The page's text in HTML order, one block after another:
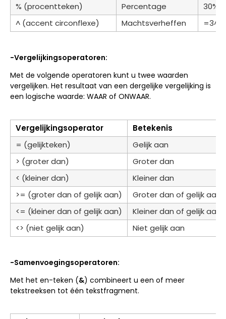
% (procentteken)
Percentage
30%
^ (accent circonflexe)
Machtsverheffen =3^3
-Vergelijkingsoperatoren:
Met de volgende operatoren kunt u twee waarden
vergelijken. Het resultaat van een dergelijke vergelijking is
een logische waarde: WAAR of ONWAAR.
Vergelijkingsoperator
Betekenis
= (gelijkteken)
Gelijk aan
> (groter dan)
Groter dan
< (kleiner dan)
Kleiner dan
>= (groter dan of gelijk aan)
Groter dan of gelijk aan
<= (kleiner dan of gelijk aan)
Kleiner dan of gelijk aan
<> (niet gelijk aan)
Niet gelijk aan
-Samenvoegingsoperatoren:
Met het en-teken (&) combineert u een of meer
tekstreeksen tot één tekstfragment.